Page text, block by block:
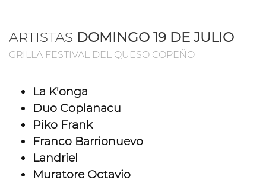
ARTISTAS DOMINGO 19 DE JULIO
GRILLA FESTIVAL DEL QUESO COPEÑO
La K'onga
Duo Coplanacu
Piko Frank
Franco Barrionuevo
Landriel
Muratore Octavio